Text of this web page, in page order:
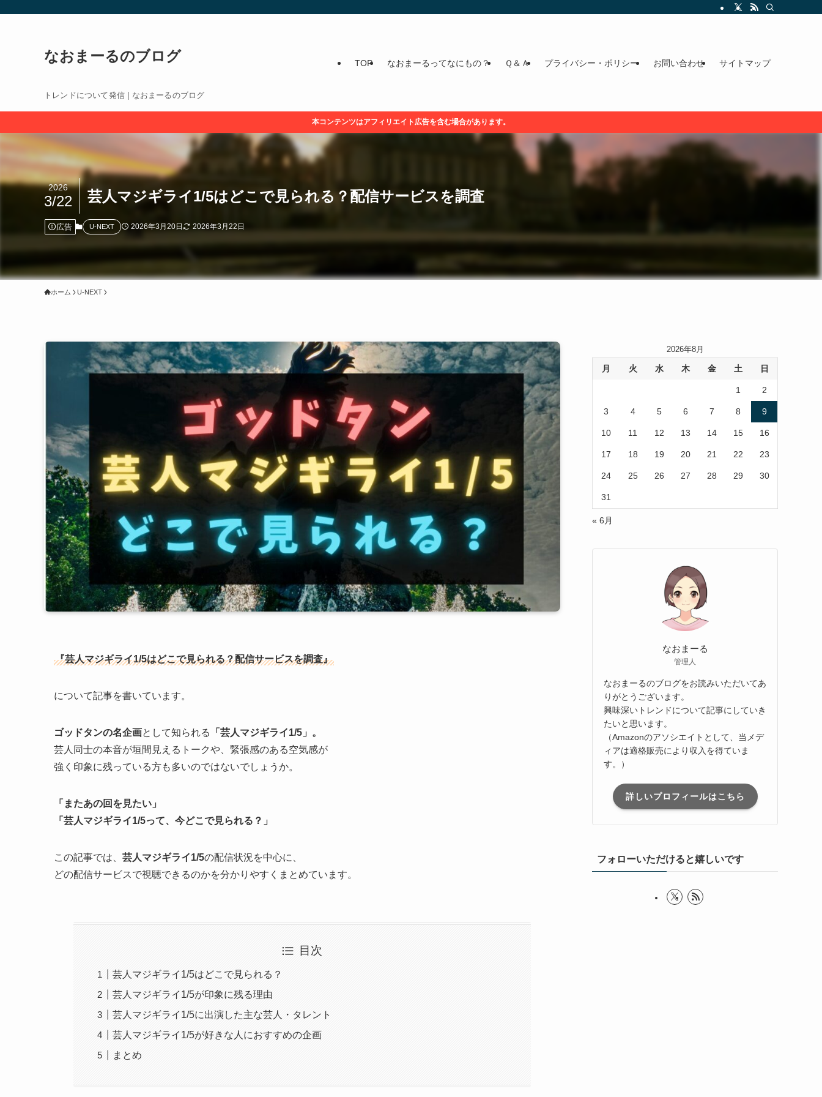
なおまーるのブログ
トレンドについて発信 | なおまーるのブログ
TOP なおまーるってなにもの？ Ｑ＆Ａ プライバシー・ポリシー お問い合わせ サイトマップ
本コンテンツはアフィリエイト広告を含む場合があります。
芸人マジギライ1/5はどこで見られる？配信サービスを調査
2026
3/22
広告 U-NEXT 2026年3月20日 2026年3月22日
ホーム U-NEXT
『芸人マジギライ1/5はどこで見られる？配信サービスを調査』
について記事を書いています。
ゴッドタンの名企画として知られる
「芸人マジギライ1/5」。
芸人同士の本音が垣間見えるトークや、緊張感のある空気感が
強く印象に残っている方も多いのではないでしょうか。
「またあの回を見たい」
「芸人マジギライ1/5って、今どこで見られる？」
この記事では、 芸人マジギライ1/5の配信状況を中心に、
どの配信サービスで視聴できるのかを分かりやすくまとめています。
目次
芸人マジギライ1/5はどこで見られる？
芸人マジギライ1/5が印象に残る理由
芸人マジギライ1/5に出演した主な芸人・タレント
芸人マジギライ1/5が好きな人におすすめの企画
まとめ
2026年8月
月 火 水 木 金 土 日
1 2
3 4 5 6 7 8 9
10 11 12 13 14 15 16
17 18 19 20 21 22 23
24 25 26 27 28 29 30
31
« 6月
なおまーる
管理人
なおまーるのブログをお読みいただいてあ
りがとうございます。
興味深いトレンドについて記事にしていき
たいと思います。
（Amazonのアソシエイトとして、当メデ
ィアは適格販売により収入を得ていま
す。）
詳しいプロフィールはこちら
フォローいただけると嬉しいです